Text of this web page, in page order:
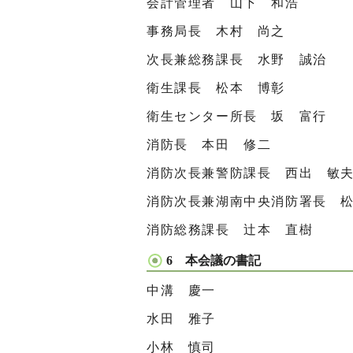
会計管理者 山下 和浩
事務局長 木村 尚之
次長兼総務課長 水野 誠治
衛生課長 松本 博彰
衛生センター所長 坂 富行
消防長 本田 修二
消防次長兼警防課長 西出 敏夫
消防次長兼湖南中央消防署長
消防総務課長 辻󠄀本 直樹
6 本会議の書記
中溝 慶一
水田 雅子
小林 慎司